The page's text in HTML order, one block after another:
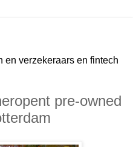
en verzekeraars en fintech
pre-owned